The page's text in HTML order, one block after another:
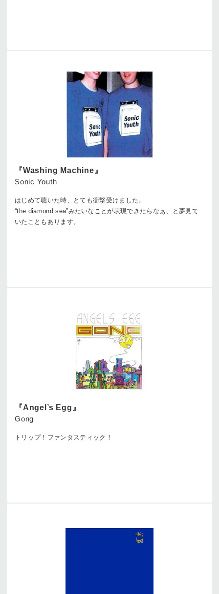
『Washing Machine』
Sonic Youth
はじめて聴いた時、とても衝撃受けました。
“the diamond sea”みたいなことが表現できたらなぁ、と夢見て
いたこともあります。
『Angel’s Egg』
Gong
トリップ！ファンタスティック！